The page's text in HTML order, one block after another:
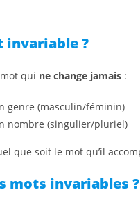
invariable ?
qui ne change jamais :
genre (masculin/féminin)
nombre (singulier/pluriel)
que soit le mot qu’il
mots invariables ?